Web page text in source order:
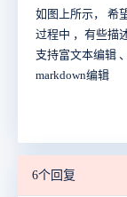
如图上所示， 希
过程中 ，有些描
支持富文本编辑
markdown编辑
6个回复